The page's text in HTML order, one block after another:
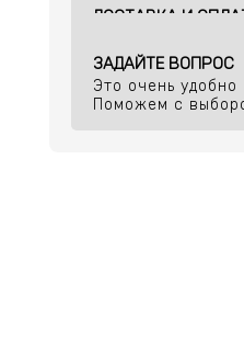
ДОСТАВКА И
ЗАДАЙТЕ ВОПРОС
Это очень удобно
Поможем с